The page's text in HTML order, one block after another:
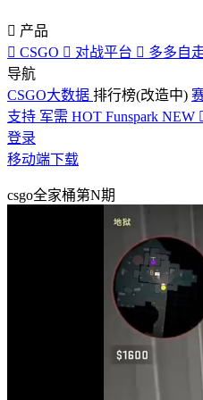
 产品
 CSGO  对战平台  多多自
导航
CSGO大数据 排行榜(改造中)
支持 军需 HOT Funspark NEW
登录
移动端下载
csgo全家桶第N期